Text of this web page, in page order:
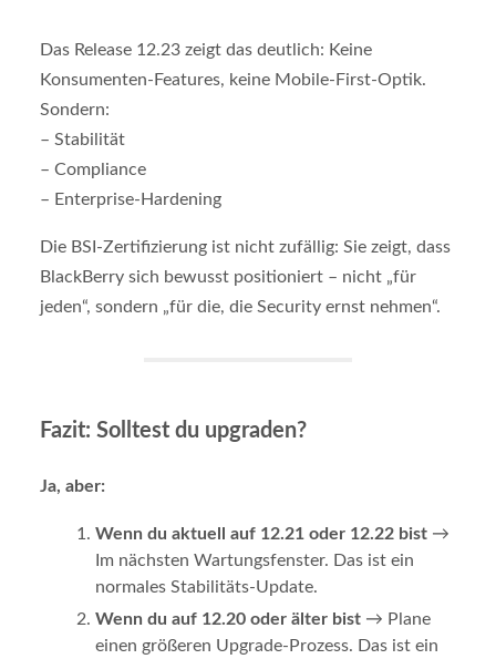
Das Release 12.23 zeigt das deutlich: Keine
Konsumenten-Features, keine Mobile-First-Optik.
Sondern:
– Stabilität
– Compliance
– Enterprise-Hardening
Die BSI-Zertifizierung ist nicht zufällig: Sie zeigt, dass
BlackBerry sich bewusst positioniert – nicht „für
jeden“, sondern „für die, die Security ernst nehmen“.
Fazit: Solltest du upgraden?
Ja, aber:
Wenn du aktuell auf 12.21 oder 12.22 bist→
Im nächsten Wartungsfenster. Das ist ein
normales Stabilitäts-Update.
Wenn du auf 12.20 oder älter bist→ Plane
einen größeren Upgrade-Prozess. Das ist ein